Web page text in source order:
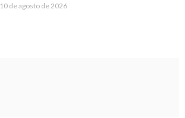
10 de agosto de 2026